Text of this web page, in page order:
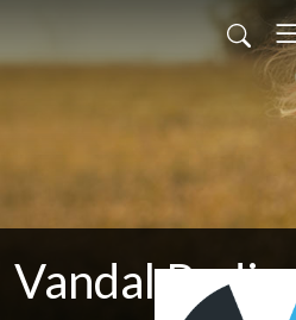
Vandal Radio